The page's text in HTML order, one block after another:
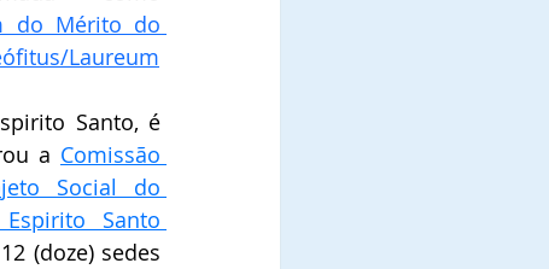
do Mérito do
Laureum
Santo, é
a Comissão
Social do
(doze) sedes